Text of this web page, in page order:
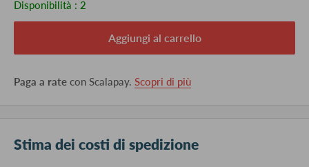
Disponibilità : 2
Aggiungi al carrello
Paga a rate con Scalapay. Scopri di più
Stima dei costi di spedizione